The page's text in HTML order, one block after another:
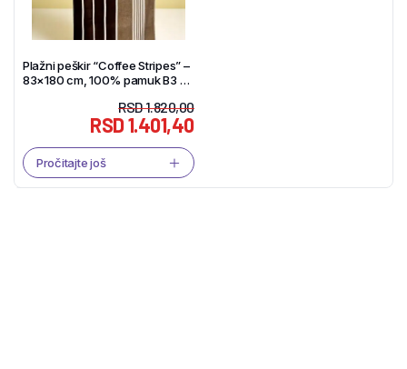
Plažni peškir “Coffee Stripes” –
83×180 cm, 100% pamuk B3 –
RSD1.820,00
RSD1.401,40
Pročitajte još